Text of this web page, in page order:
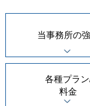
当事務所の
各種プラ
料金